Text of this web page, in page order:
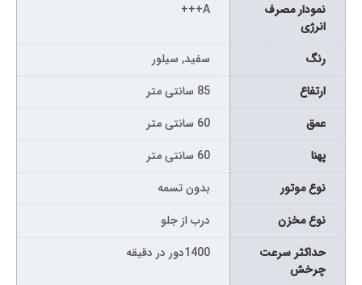
نمودار مصرف
انرژی
A+++
رنگ
سفید, سیلور
ارتفاع
85 سانتی متر
عمق
60 سانتی متر
پهنا
60 سانتی متر
نوع موتور
بدون تسمه
نوع مخزن
درب از جلو
حداکثر سرعت
چرخش
1400دور در دقیقه